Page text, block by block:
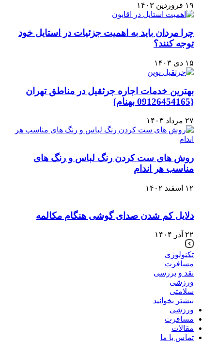
۱۹ فروردین ۱۴۰۳
چرا مردان باید به اهمیت جزئیات در استایل خود
توجه کنند؟
۱۵ دی ۱۴۰۳
بهترین خدمات اجاره جرثقیل در مناطق تهران
{09126454165 بهنام}
۲۷ مرداد ۱۴۰۳
روش های ست کردن رنگ لباس و رنگ های
مناسب هر اندام
۱۲ اسفند ۱۴۰۲
دلایل کم شدن صدای گوشی هنگام مکالمه
۲۲ آذر ۱۴۰۴
تکنولوژی
مسافرت
نقد و بررسی
ورزشی
سلامتی
بیشتر بخوانید
ورزشی
مسافرت
مقالات
تماس با ما